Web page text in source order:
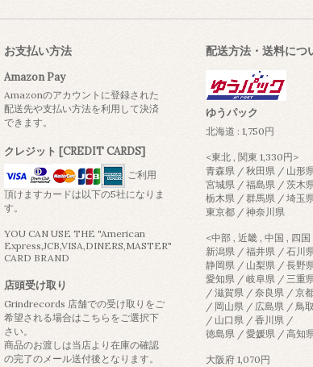
お支払い方法
Amazon Pay
Amazonのアカウントに登録された
配送先や支払い方法を利用して決済
できます。
クレジット [CREDIT CARDS]
ご利用
頂けますカードは以下の5社になりま
す。
YOU CAN USE THE "American
Express,JCB,VISA,DINERS,MASTER"
CARD BRAND
店頭受け取り
Grindrecords 店舗での受け取りをご
希望される場合はこちらをご選択下
さい。
商品のお渡しは当店より在庫の確認
の完了のメール送付後となります。
配送方法・送料につ
ゆうパック
北海道 : 1,750円
<東北 , 関東 1,330円>
青森県 / 秋田県 / 山形
宮城県 / 福島県 / 茨木
栃木県 / 群馬県 / 埼玉
東京都 / 神奈川県
<中部 , 近畿 , 中国 , 四国
新潟県 / 福井県 / 石川
静岡県 / 山梨県 / 長野
愛知県 / 岐阜県 / 三重
/ 滋賀県 / 奈良県 / 京
/ 岡山県 / 広島県 / 鳥
/ 山口県 / 香川県 /
徳島県 / 愛媛県 / 高知
大阪府 1,070円